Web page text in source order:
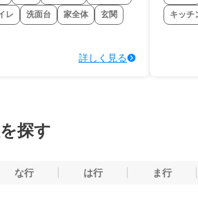
レ 洗面台 家全体 玄関
詳しく見る
キッチ
探す
な行 は行 ま行